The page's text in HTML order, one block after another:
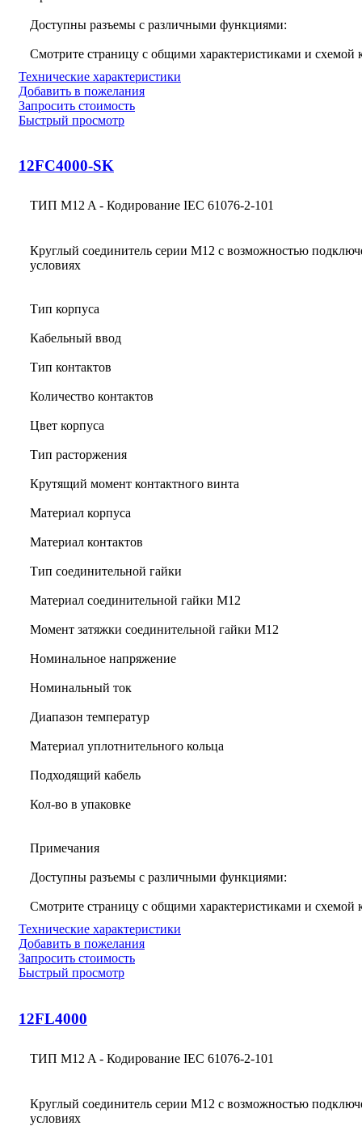
Доступны разъемы с различными функциями:
Смотрите страницу с общими характеристиками и схемой
Технические характеристики
Добавить в пожелания
Запросить стоимость
Быстрый просмотр
12FC4000-SK
ТИП M12 A - Кодирование IEC 61076-2-101
Круглый соединитель серии M12 с возможностью
условиях
Тип корпуса
Кабельный ввод
Тип контактов
Количество контактов
Цвет корпуса
Тип расторжения
Крутящий момент контактного винта
Материал корпуса
Материал контактов
Тип соединительной гайки
Материал соединительной гайки M12
Момент затяжки соединительной гайки M12
Номинальное напряжение
Номинальный ток
Диапазон температур
Материал уплотнительного кольца
Подходящий кабель
Кол-во в упаковке
Примечания
Доступны разъемы с различными функциями:
Смотрите страницу с общими характеристиками и схемой
Технические характеристики
Добавить в пожелания
Запросить стоимость
Быстрый просмотр
12FL4000
ТИП M12 A - Кодирование IEC 61076-2-101
Круглый соединитель серии M12 с возможностью
условиях